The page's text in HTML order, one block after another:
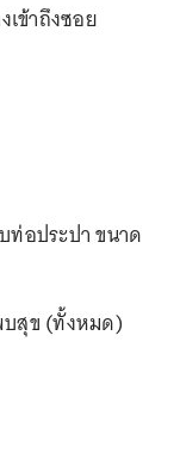
ข้าถึงซอย
ท่อประปา ขนาด
สุข (ทั้งหมด)